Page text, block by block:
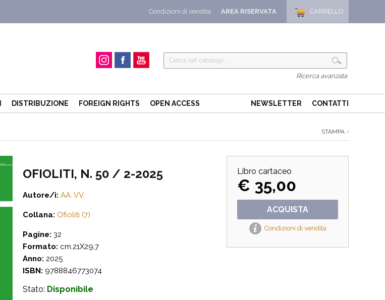
CARRELLO
AREA RISERVATA
Condizioni di vendita
Ricerca avanzata
DISTRIBUZIONE FOREIGN RIGHTS OPEN ACCESS NEWSLETTER CONTATTI
STAMPA
Libro cartaceo
€ 35,00
ACQUISTA
Condizioni di vendita
OFIOLITI, N. 50 / 2-2025
Autore/i: AA. VV.
Collana: Ofioliti (7)
Pagine: 32
Formato: cm.21X29,7
Anno: 2025
ISBN: 9788846773074
Stato: Disponibile